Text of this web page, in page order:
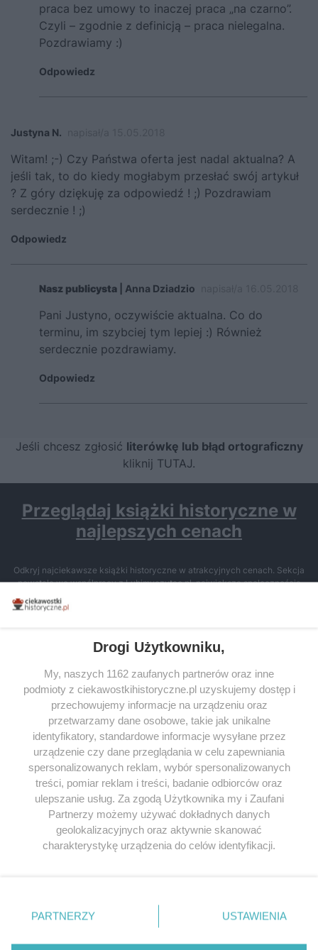
praca bez umowy to inaczej praca „na czarno”.
Czyli – zgodnie z definicją – praca nielegalna.
Pozdrawiamy :)
Odpowiedz
Justyna N.
Witam! ;-) Czy Państwa oferta jest nadal aktualna? A
jeśli tak, to do kiedy mogłabym przesłać swój artykuł
? Z góry dziękuję za odpowiedź ! ;) Pozdrawiam
serdecznie ! ;)
Odpowiedz
Nasz publicysta | Anna Dziadzio
Pani Justyno, oczywiście aktualna. Co do
terminu, im szybciej tym lepiej :) Również
serdecznie pozdrawiamy.
Odpowiedz
Jeśli chcesz zgłosić literówkę lub błąd ortograficzny
kliknij TUTAJ.
Przeglądaj książki historyczne w
najlepszych cenach
Odkryj najciekawsze książki historyczne w atrakcyjnych cenach. Sekcja
powstała we współpracy z Lubimyczytac.pl, największą społecznością
miłośników literatury w Polsce – dzięki temu możesz wybierać spośród
tytułów najwyżej ocenianych przez czytelników.
SERWIS
SPOŁECZNOŚĆ
WSPÓŁPRACA
KONTAKT
ODWIEDŹ RÓWNIEŻ:
Drogi Użytkowniku,
My, naszych 1162 zaufanych partnerów oraz inne
podmioty z ciekawostkihistoryczne.pl uzyskujemy dostęp i
przechowujemy informacje na urządzeniu oraz
przetwarzamy dane osobowe, takie jak unikalne
identyfikatory, standardowe informacje wysyłane przez
urządzenie czy dane przeglądania w celu zapewniania
spersonalizowanych reklam, wybór spersonalizowanych
treści, pomiar reklam i treści, badanie odbiorców oraz
ulepszanie usług. Za zgodą Użytkownika my i Zaufani
Partnerzy możemy używać dokładnych danych
geolokalizacyjnych oraz aktywnie skanować
charakterystykę urządzenia do celów identyfikacji.
zmienić/wycofać klikając przycisk ustawień prywatności
znajdujący się w lewym dolnym rogu strony
. Niektóre
PARTNERZY USTAWIENIA